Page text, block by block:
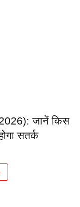
जानें किस
सतर्क